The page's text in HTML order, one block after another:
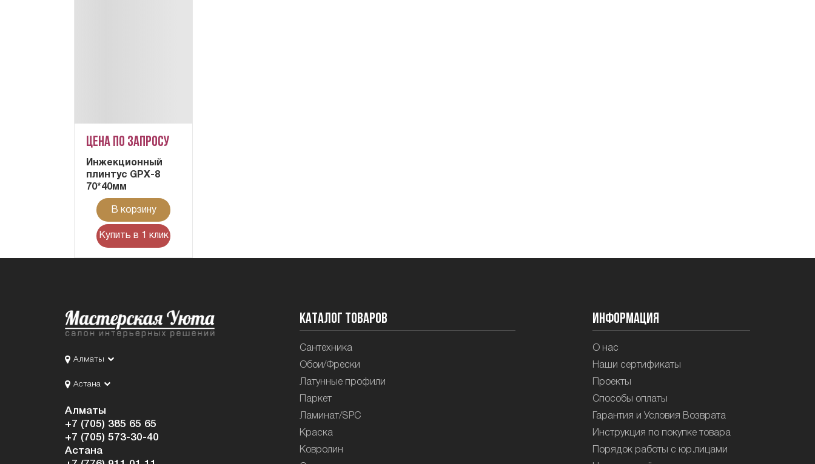
Цена по запросу
Инжекционный
плинтус GPX-8
70*40мм
В корзину
Купить в 1 клик
Алматы
Астана
Алматы
+7 (705) 385 65 65
+7 (705) 573-30-40
Астана
Каталог товаров
Сантехника
Обои/Фрески
Латунные профили
Паркет
Ламинат/SPC
Краска
Ковролин
Информация
О нас
Наши сертификаты
Проекты
Способы оплаты
Гарантия и Условия Возврата
Инструкция по покупке товара
Порядок работы с юр.лицами